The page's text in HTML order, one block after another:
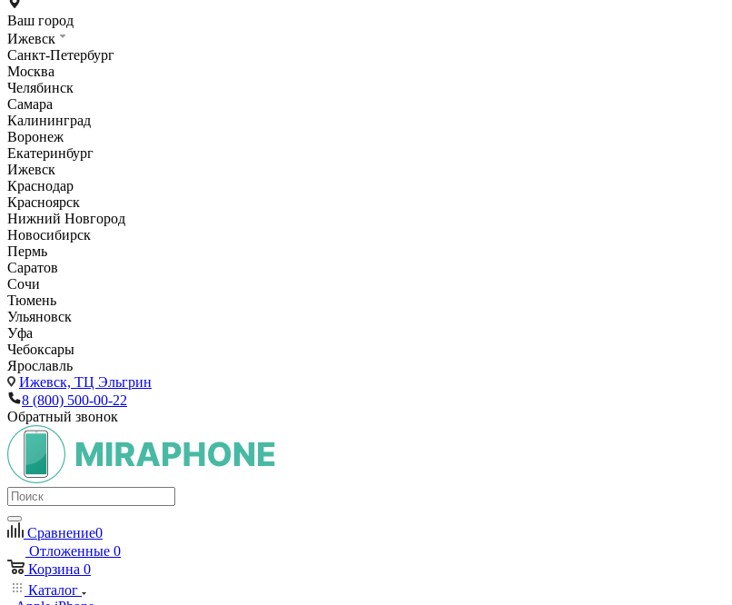
Ваш город
Ижевск
Санкт-Петербург
Москва
Челябинск
Самара
Калининград
Воронеж
Екатеринбург
Ижевск
Краснодар
Красноярск
Нижний Новгород
Новосибирск
Пермь
Саратов
Сочи
Тюмень
Ульяновск
Уфа
Чебоксары
Ярославль
Ижевск, ТЦ Эльгрин
8 (800) 500-00-22
Обратный звонок
Сравнение0
Отложенные 0
Корзина 0
Каталог